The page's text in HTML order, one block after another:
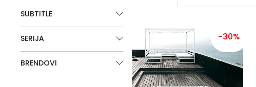
SUBTITLE
SERIJA
BRENDOVI
-30%